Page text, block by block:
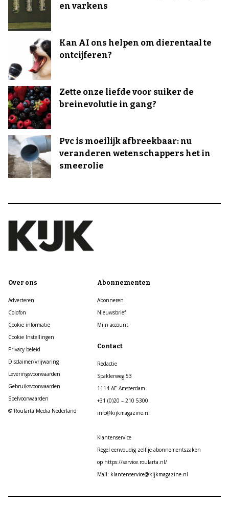
en varkens
Kan AI ons helpen om dierentaal te
ontcijferen?
Zette onze liefde voor suiker de
breinevolutie in gang?
Pvc is moeilijk afbreekbaar: nu
veranderen wetenschappers het in
smeerolie
Over ons
Adverteren
Colofon
Cookie informatie
Cookie Instellingen
Privacy beleid
Disclaimer/vrijwaring
Leveringsvoorwaarden
Gebruiksvoorwaarden
Spelvoorwaarden
© Roularta Media Nederland
Abonnementen
Abonneren
Nieuwsbrief
Mijn account
Contact
Redactie
Spaklerweg 53
1114 AE Amsterdam
+31 (0)20 – 210 5300
info@kijkmagazine.nl
Klantenservice
Regel eenvoudig zelf je abonnementszaken
op https://service.roularta.nl/
Mail: klantenservice@kijkmagazine.nl